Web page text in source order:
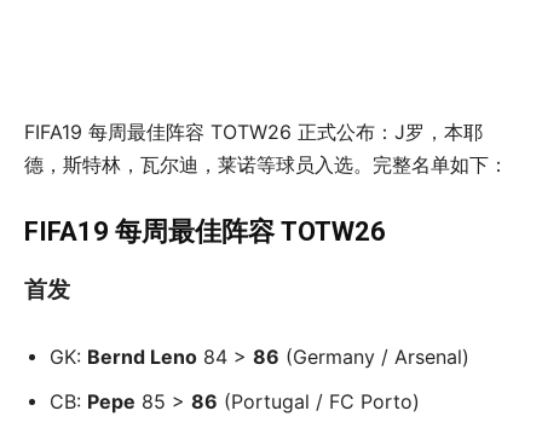
FIFA19 每周最佳阵容 TOTW26 正式公布：J罗，本耶
德，斯特林，瓦尔迪，莱诺等球员入选。完整名单如下：
FIFA19 每周最佳阵容 TOTW26
首发
GK: Bernd Leno 84 > 86 (Germany / Arsenal)
CB: Pepe 85 > 86 (Portugal / FC Porto)